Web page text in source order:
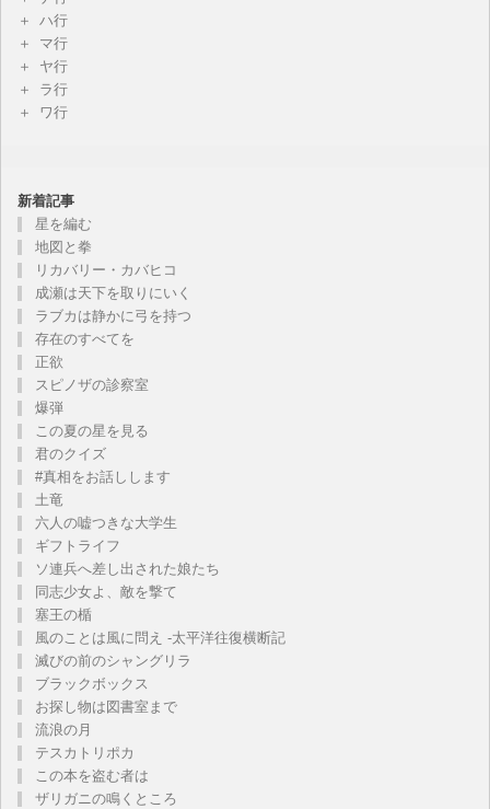
ハ行
マ行
ヤ行
ラ行
ワ行
新着記事
星を編む
地図と拳
リカバリー・カバヒコ
成瀬は天下を取りにいく
ラブカは静かに弓を持つ
存在のすべてを
正欲
スピノザの診察室
爆弾
この夏の星を見る
君のクイズ
#真相をお話しします
土竜
六人の嘘つきな大学生
ギフトライフ
ソ連兵へ差し出された娘たち
同志少女よ、敵を撃て
塞王の楯
風のことは風に問え -太平洋往復横断記
滅びの前のシャングリラ
ブラックボックス
お探し物は図書室まで
流浪の月
テスカトリポカ
この本を盗む者は
ザリガニの鳴くところ